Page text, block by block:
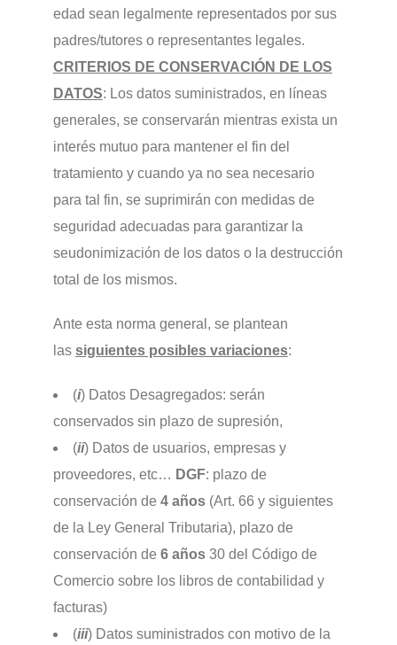
edad sean legalmente representados por sus
padres/tutores o representantes legales.
CRITERIOS DE CONSERVACIÓN DE LOS
DATOS: Los datos suministrados, en líneas
generales, se conservarán mientras exista un
interés mutuo para mantener el fin del
tratamiento y cuando ya no sea necesario
para tal fin, se suprimirán con medidas de
seguridad adecuadas para garantizar la
seudonimización de los datos o la destrucción
total de los mismos.
Ante esta norma general, se plantean
las siguientes posibles variaciones:
(i) Datos Desagregados: serán
conservados sin plazo de supresión,
(ii) Datos de usuarios, empresas y
proveedores, etc… DGF: plazo de
conservación de 4 años(Art. 66 y siguientes
de la Ley General Tributaria), plazo de
conservación de 6 años30 del Código de
Comercio sobre los libros de contabilidad y
facturas)
(iii) Datos suministrados con motivo de la